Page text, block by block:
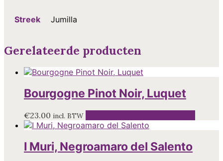
Streek Jumilla
Gerelateerde producten
Bourgogne Pinot Noir, Luquet
€23.00 incl. BTW
I Muri, Negroamaro del Salento